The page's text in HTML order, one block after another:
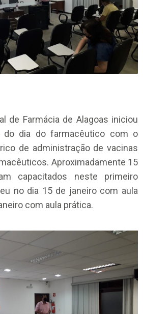
de Farmácia de Alagoas iniciou
do dia do farmacêutico com o
de administração de vacinas
Aproximadamente 15
capacitados neste primeiro
no dia 15 de janeiro com aula
com aula prática.